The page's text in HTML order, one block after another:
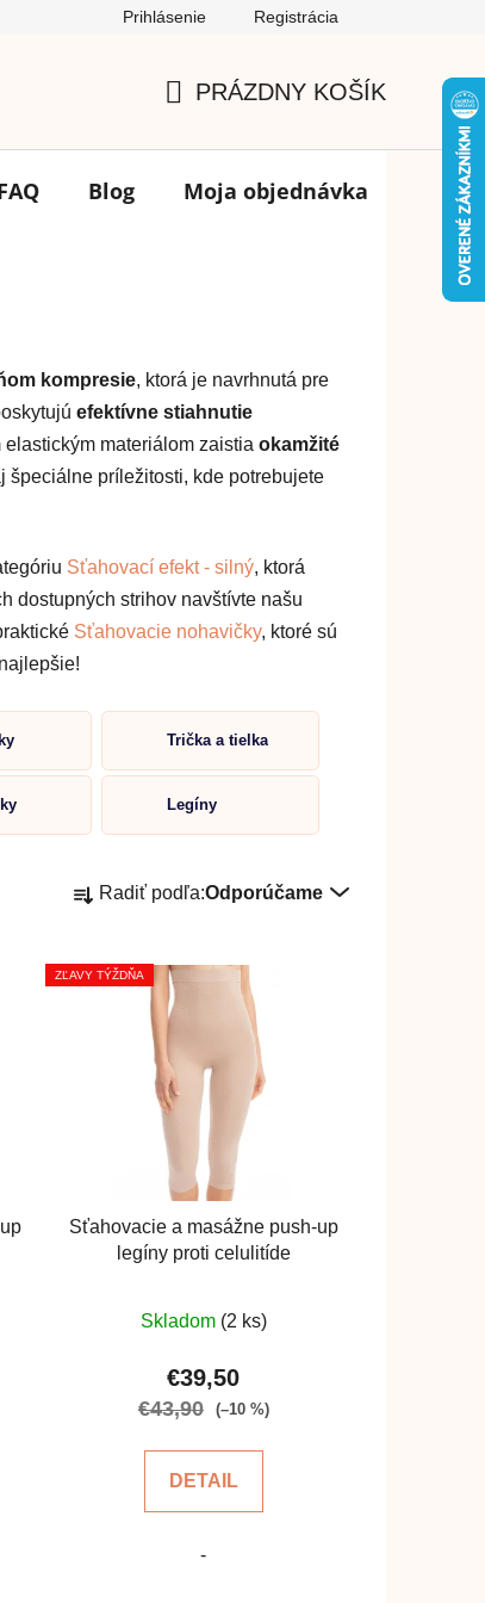
ochrany osobných údajov FAQ
Prihlásenie Registrácia
KOŠÍK
PRÁZDNY KOŠÍK
Blog Moja objednávka
kompresie, ktorá je navrhnutá pre
efektívne stiahnutie
materiálom zaistia okamžité
špeciálne príležitosti, kde potrebujete
Sťahovací efekt - silný, ktorá
dostupných strihov navštívte našu
Sťahovacie nohavičky, ktoré sú
Trička a tielka
Legíny
a
e
n
u
k
Radiť podľa:Odporúčame
ZĽAVY TÝŽDŇA
Sťahovacie a masážne push-up
legíny proti celulitíde
hodnotenie
produktu
5
Skladom (2 ks)
€39,50
€43,90 (–10 %)
DETAIL
-